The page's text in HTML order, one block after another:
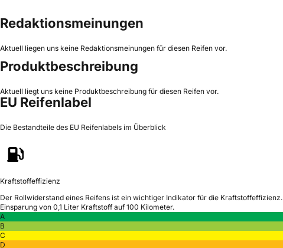
Redaktionsmeinungen
Aktuell liegen uns keine Redaktionsmeinungen für diesen Reifen vor.
Produktbeschreibung
Aktuell liegt uns keine Produktbeschreibung für diesen Reifen vor.
EU Reifenlabel
Die Bestandteile des EU Reifenlabels im Überblick
Kraftstoffeffizienz
Der Rollwiderstand eines Reifens ist ein wichtiger Indikator für die Kraftstoffeffizienz.
Einsparung von 0,1 Liter Kraftstoff auf 100 Kilometer.
A
B
C
D